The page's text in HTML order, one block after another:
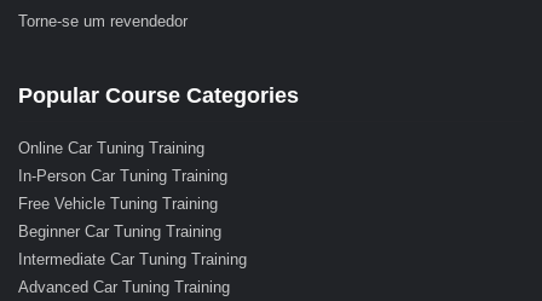
Torne-se um revendedor
Popular Course Categories
Online Car Tuning Training
In-Person Car Tuning Training
Free Vehicle Tuning Training
Beginner Car Tuning Training
Intermediate Car Tuning Training
Advanced Car Tuning Training